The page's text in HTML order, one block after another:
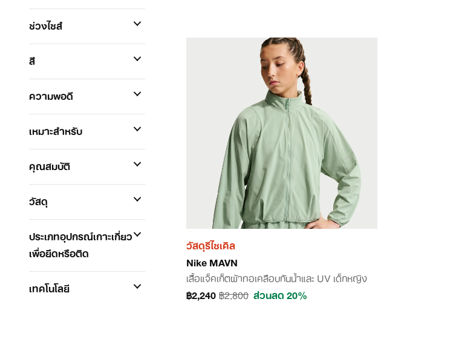
ช่วงไซส์
สี
ความพอดี
เหมาะสำหรับ
คุณสมบัติ
วัสดุ
ประเภทอุปกรณ์เกาะเกี่ยว
เพื่อยึดหรือติด
เทคโนโลยี
วัสดุรีไซเคิล
Nike MAVN
เสื้อแจ็คเก็ตผ้าทอเคลือบกันน้ำและ UV เด็กหญิง
฿2,240฿2,800 ส่วนลด 20%